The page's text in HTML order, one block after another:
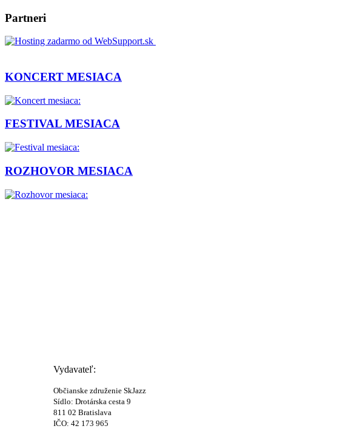
Partneri
KONCERT MESIACA
FESTIVAL MESIACA
ROZHOVOR MESIACA
Vydavateľ:
Občianske združenie SkJazz
Sídlo: Drotárska cesta 9
811 02 Bratislava
IČO: 42 173 965